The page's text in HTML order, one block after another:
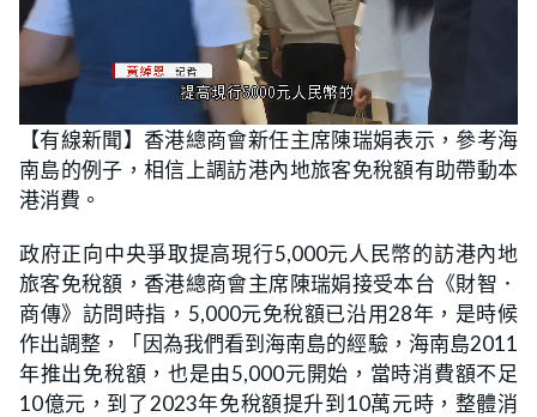
n
m
t
e
o
a
d
e
d
4
4
%
【有線新聞】香港總商會新任主席陳瑞娟表示，參考海
南島的例子，相信上調訪港內地旅客免稅額有助帶動本
港消費。
政府正向中央爭取提高現行5,000元人民幣的訪港內地
旅客免稅額，香港總商會主席陳瑞娟接受本台《財智．
商傳》訪問時指，5,000元免稅額已沿用28年，是時候
作出調整，「因為我們看到海南島的經驗，海南島2011
年推出免稅額，也是由5,000元開始，當時消費額不足
10億元，到了2023年免稅額提升到10萬元時，整體消